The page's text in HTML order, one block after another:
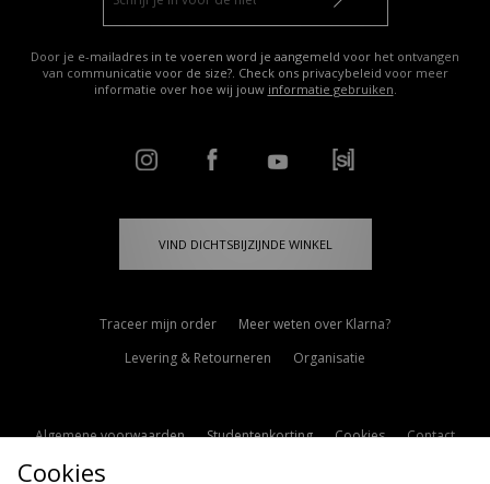
Door je e-mailadres in te voeren word je aangemeld voor het ontvangen
van communicatie voor de size?. Check ons privacybeleid voor meer
informatie over hoe wij jouw informatie gebruiken.
VIND DICHTSBIJZIJNDE WINKEL
Traceer mijn order
Meer weten over Klarna?
Levering & Retourneren
Organisatie
Algemene voorwaarden Studentenkorting Cookies
Contact
Cookie Instellingen
Cookies